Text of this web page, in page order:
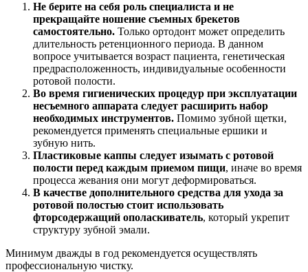
Не берите на себя роль специалиста и не
прекращайте ношение съемных брекетов
самостоятельно. Только ортодонт может определить
длительность ретенционного периода. В данном
вопросе учитывается возраст пациента, генетическая
предрасположенность, индивидуальные особенности
ротовой полости.
Во время гигиенических процедур при эксплуатации
несъемного аппарата следует расширить набор
необходимых инструментов. Помимо зубной щетки,
рекомендуется применять специальные ершики и
зубную нить.
Пластиковые каппы следует изымать с ротовой
полости перед каждым приемом пищи, иначе во время
процесса жевания они могут деформироваться.
В качестве дополнительного средства для ухода за
ротовой полостью стоит использовать
фторсодержащий ополаскиватель, который укрепит
структуру зубной эмали.
Минимум дважды в год рекомендуется осуществлять
профессиональную чистку.